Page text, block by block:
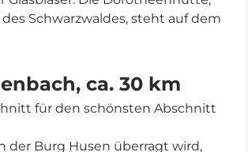
Schwarzwaldes, steht auf dem
ca. 30 km
für den schönsten Abschnitt
der Burg Husen überragt wird,